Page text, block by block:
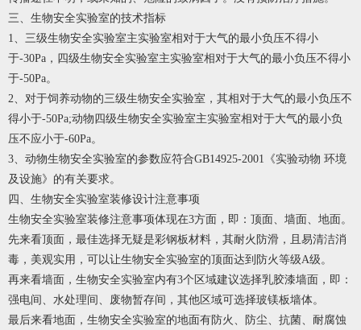
三、生物安全实验室的技术指标
1、三级生物安全实验室主实验室相对于大气的最小负压不得小
于-30Pa，四级生物安全实验室主实验室相对于大气的最小负压不得小
于-50Pa。
2、对于饲养动物的三级生物安全实验室，其相对于大气的最小负压不
得小于-50Pa;动物四级生物安全实验室主实验室相对于大气的最小负
压不应小于-60Pa。
3、动物生物安全实验室的参数应符合GB14925-2001《实验动物 环境
及设施》的有关要求。
四、生物安全实验室装修设计注意事项
生物安全实验室装修注意事项体现在3方面，即：顶面、墙面、地面。
先来看顶面，最佳选择无疑是彩钢板材料，其耐火防滑，且易清洁消
毒，美观实用，可以让生物安全实验室的顶面达到防火等级A级。
再来看墙面，生物安全实验室内有3个区域建议选择乳胶漆墙面，即：
强电间、水处理间、废物暂存间，其他区域可选择玻镁板墙体。
最后来看地面，生物安全实验室的地面有防火、防尘、抗菌、耐腐蚀